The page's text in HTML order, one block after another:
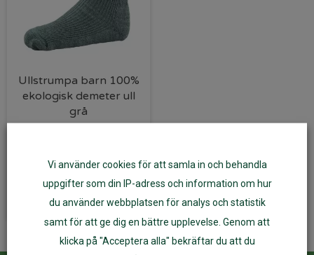
Ullstrumpa barn 100%
ekologisk demeter ull
grå
Välj alternativ
Vi använder cookies för att samla in och behandla
uppgifter som din IP-adress och information om hur
du använder webbplatsen för analys och statistik
samt för att ge dig en bättre upplevelse. Genom att
klicka på "Acceptera alla" bekräftar du att du